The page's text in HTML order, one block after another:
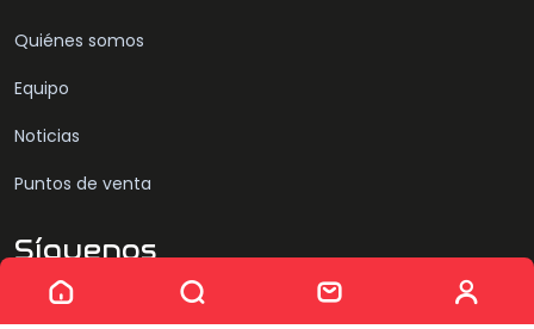
Sin resultados
Quiénes somos
Equipo
Noticias
Puntos de venta
Síguenos